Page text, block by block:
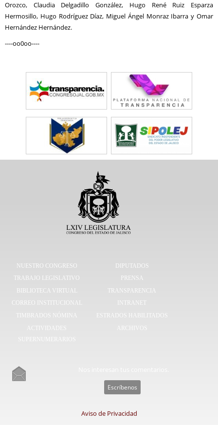
Orozco, Claudia Delgadillo González, Hugo René Ruiz Esparza
Hermosillo, Hugo Rodríguez Díaz, Miguel Ángel Monraz Ibarra y Omar
Hernández Hernández.
----oo0oo----
NUESTRO CONGRESO
DIPUTADOS
TRABAJO LEGISLATIVO
PRENSA
BIBLIOTECA VIRTUAL
TRANSPARENCIA
CORREO INSTITUCIONAL
INTRANET
TIMBRADOS NÓMINA
ESTRADOS HABILITADOS
ACTIVIDADES
SUPERNUMERARIOS
ARCHIVOS
Escríbenos
Aviso de Privacidad